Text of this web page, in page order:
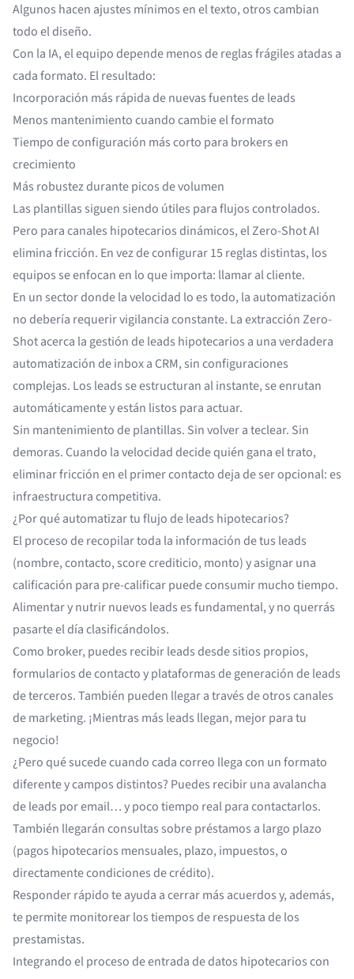
Algunos hacen ajustes mínimos en el texto, otros cambian
todo el diseño.
Con la IA, el equipo depende menos de reglas frágiles atadas a
cada formato. El resultado:
Incorporación más rápida de nuevas fuentes de leads
Menos mantenimiento cuando cambie el formato
Tiempo de configuración más corto para brokers en
crecimiento
Más robustez durante picos de volumen
Las plantillas siguen siendo útiles para flujos controlados.
Pero para canales hipotecarios dinámicos, el Zero-Shot AI
elimina fricción. En vez de configurar 15 reglas distintas, los
equipos se enfocan en lo que importa: llamar al cliente.
En un sector donde la velocidad lo es todo, la automatización
no debería requerir vigilancia constante. La extracción Zero-
Shot acerca la gestión de leads hipotecarios a una verdadera
automatización de inbox a CRM, sin configuraciones
complejas. Los leads se estructuran al instante, se enrutan
automáticamente y están listos para actuar.
Sin mantenimiento de plantillas. Sin volver a teclear. Sin
demoras. Cuando la velocidad decide quién gana el trato,
eliminar fricción en el primer contacto deja de ser opcional: es
infraestructura competitiva.
¿Por qué automatizar tu flujo de leads hipotecarios?
El proceso de recopilar toda la información de tus leads
(nombre, contacto, score crediticio, monto) y asignar una
calificación para pre-calificar puede consumir mucho tiempo.
Alimentar y nutrir nuevos leads es fundamental, y no querrás
pasarte el día clasificándolos.
Como broker, puedes recibir leads desde sitios propios,
formularios de contacto y plataformas de generación de leads
de terceros. También pueden llegar a través de otros canales
de marketing. ¡Mientras más leads llegan, mejor para tu
negocio!
¿Pero qué sucede cuando cada correo llega con un formato
diferente y campos distintos? Puedes recibir una avalancha
de leads por email… y poco tiempo real para contactarlos.
También llegarán consultas sobre préstamos a largo plazo
(pagos hipotecarios mensuales, plazo, impuestos, o
directamente condiciones de crédito).
Responder rápido te ayuda a cerrar más acuerdos y, además,
te permite monitorear los tiempos de respuesta de los
prestamistas.
Integrando el proceso de entrada de datos hipotecarios con